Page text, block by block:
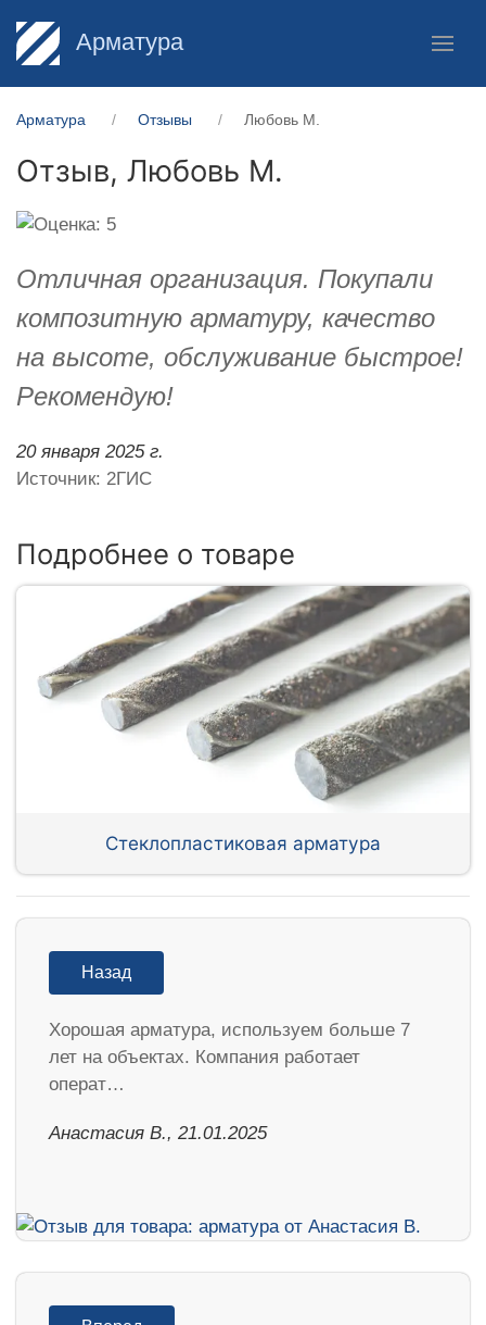
Арматура
Арматура Отзывы Любовь М.
Отзыв, Любовь М.
Отличная организация. Покупали
композитную арматуру, качество
на высоте, обслуживание быстрое!
Рекомендую!
20 января 2025 г.
Источник: 2ГИС
Подробнее о товаре
Стеклопластиковая арматура
Назад
Хорошая арматура, используем больше 7
лет на объектах. Компания работает
операт…
Анастасия В., 21.01.2025